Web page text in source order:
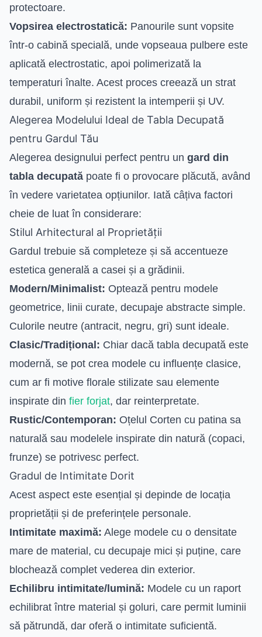
protectoare.
Vopsirea electrostatică: Panourile sunt vopsite
într-o cabină specială, unde vopseaua pulbere este
aplicată electrostatic, apoi polimerizată la
temperaturi înalte. Acest proces creează un strat
durabil, uniform și rezistent la intemperii și UV.
Alegerea Modelului Ideal de Tabla Decupată
pentru Gardul Tău
Alegerea designului perfect pentru un gard din
tabla decupată poate fi o provocare plăcută, având
în vedere varietatea opțiunilor. Iată câțiva factori
cheie de luat în considerare:
Stilul Arhitectural al Proprietății
Gardul trebuie să completeze și să accentueze
estetica generală a casei și a grădinii.
Modern/Minimalist: Optează pentru modele
geometrice, linii curate, decupaje abstracte simple.
Culorile neutre (antracit, negru, gri) sunt ideale.
Clasic/Tradițional: Chiar dacă tabla decupată este
modernă, se pot crea modele cu influențe clasice,
cum ar fi motive florale stilizate sau elemente
inspirate din fier forjat, dar reinterpretate.
Rustic/Contemporan: Oțelul Corten cu patina sa
naturală sau modelele inspirate din natură (copaci,
frunze) se potrivesc perfect.
Gradul de Intimitate Dorit
Acest aspect este esențial și depinde de locația
proprietății și de preferințele personale.
Intimitate maximă: Alege modele cu o densitate
mare de material, cu decupaje mici și puține, care
blochează complet vederea din exterior.
Echilibru intimitate/lumină: Modele cu un raport
echilibrat între material și goluri, care permit luminii
să pătrundă, dar oferă o intimitate suficientă.